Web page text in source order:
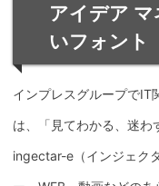
アイデア
いフォント
インプレスグループでIT
は、「見てわかる、迷わ
ingectar-e（インジェク